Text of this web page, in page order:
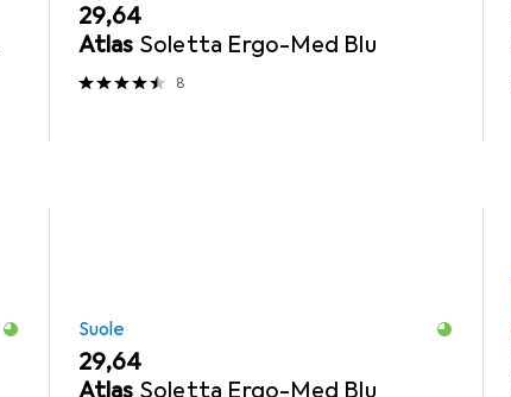
EUR
29,64
Atlas Soletta Ergo-Med Blu
8
Suole
EUR
29,64
Atlas Soletta Ergo-Med Blu